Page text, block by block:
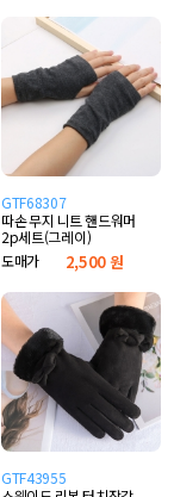
GTF68307
따손 무지 니트 핸드워머
2p세트(그레이)
도매가
2,500 원
GTF43955